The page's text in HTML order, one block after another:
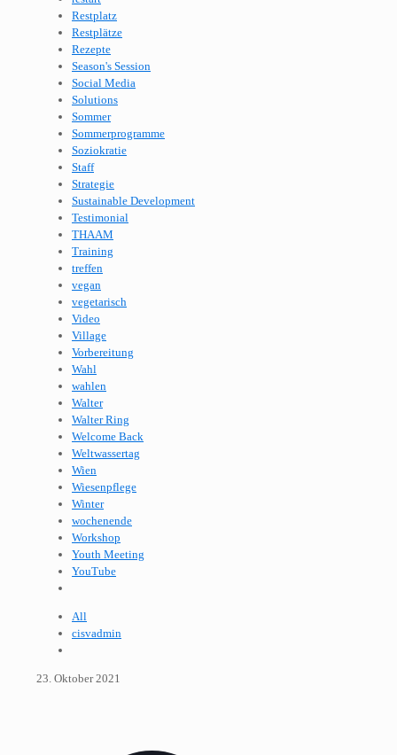
Restplatz
Restplätze
Rezepte
Season's Session
Social Media
Solutions
Sommer
Sommerprogramme
Soziokratie
Staff
Strategie
Sustainable Development
Testimonial
THAAM
Training
treffen
vegan
vegetarisch
Video
Village
Vorbereitung
Wahl
wahlen
Walter
Walter Ring
Welcome Back
Weltwassertag
Wien
Wiesenpflege
Winter
wochenende
Workshop
Youth Meeting
YouTube
All
cisvadmin
23. Oktober 2021